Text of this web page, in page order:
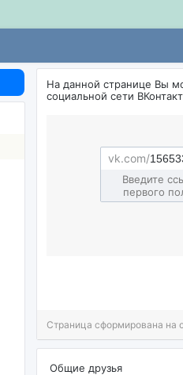
На данной странице Вы
социальной сети
едите
первого
Страница сформирована на
Общие друзья